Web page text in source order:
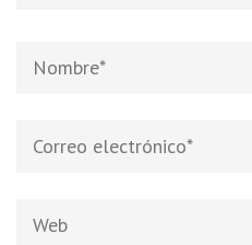
electrónico*